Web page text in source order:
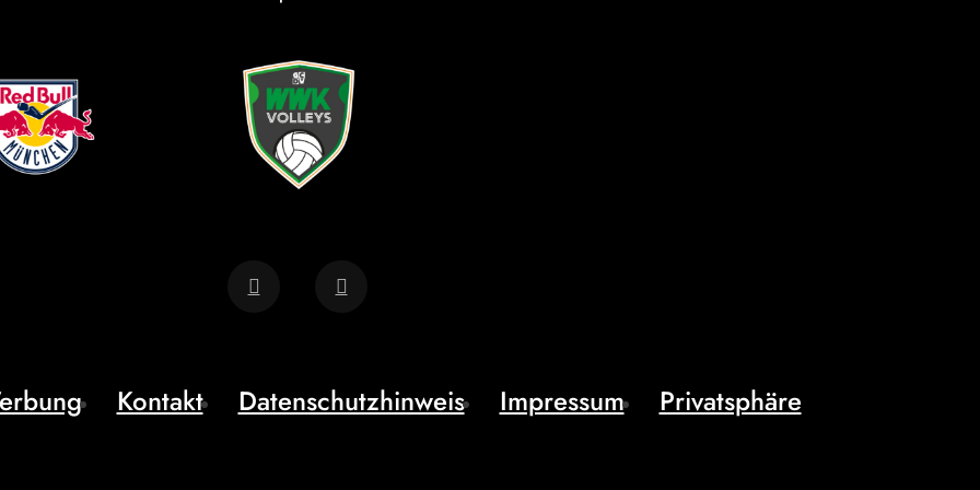
Kontakt Datenschutzhinweis Impressum Privatsphäre